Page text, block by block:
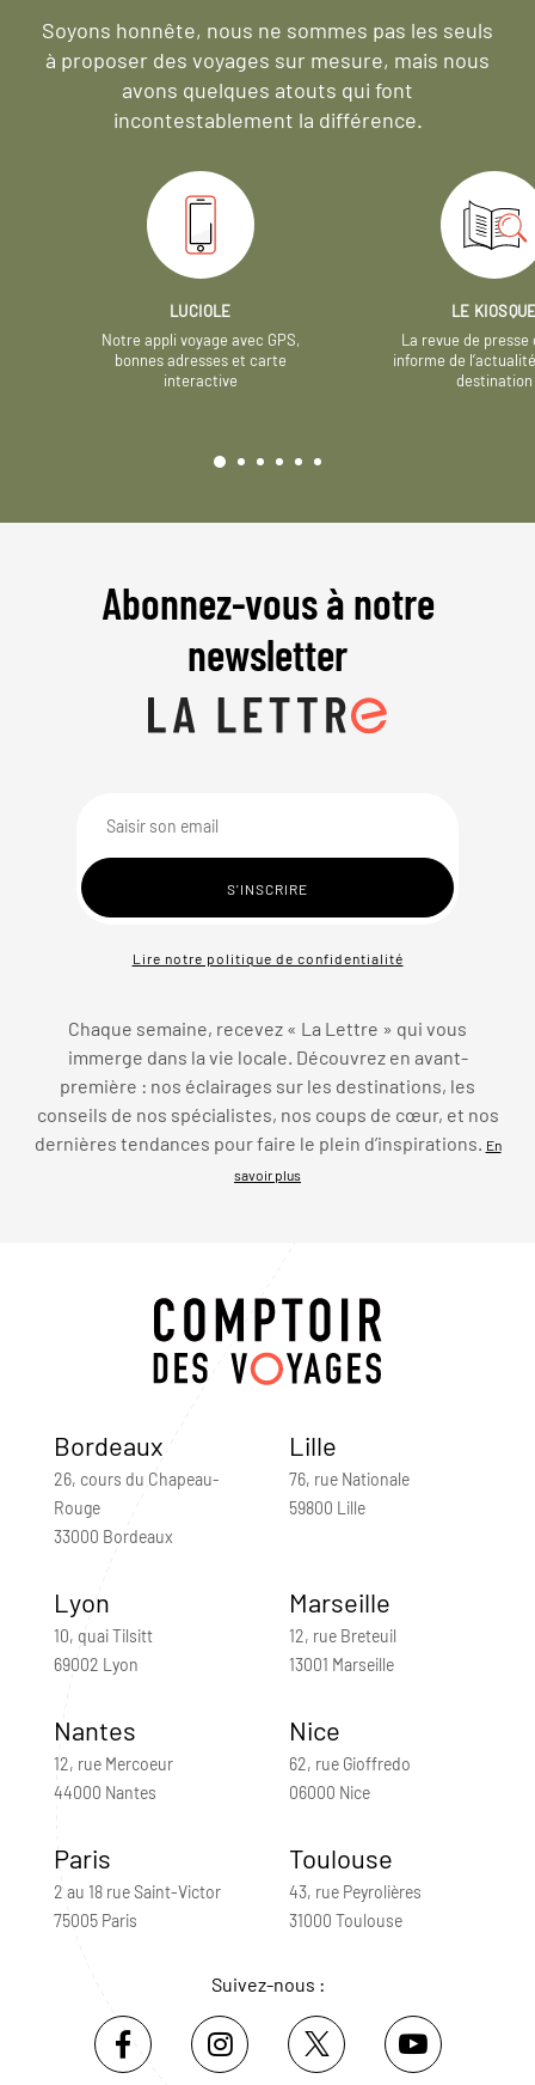
Soyons honnête, nous ne sommes pas les seuls
à proposer des voyages sur mesure, mais nous
avons quelques atouts qui font
incontestablement la différence.
LUCIOLE
Notre appli voyage avec GPS,
bonnes adresses et carte
interactive
LE
La revue de presse
informe de
destination
Abonnez-vous à notre
newsletter
Lire notre politique de confidentialité
Chaque semaine, recevez « La Lettre » qui vous
immerge dans la vie locale. Découvrez en avant-
première : nos éclairages sur les destinations, les
conseils de nos spécialistes, nos coups de cœur, et nos
dernières tendances pour faire le plein d’inspirations. En
savoir plus
Bordeaux
26, cours du Chapeau-
Rouge
33000 Bordeaux
Lille
76, rue Nationale
59800 Lille
Lyon
10, quai Tilsitt
69002 Lyon
Marseille
12, rue Breteuil
13001 Marseille
Nantes
12, rue Mercoeur
44000 Nantes
Nice
62, rue Gioffredo
06000 Nice
Paris
2 au 18 rue Saint-Victor
75005 Paris
Toulouse
43, rue Peyrolières
31000 Toulouse
Suivez-nous :